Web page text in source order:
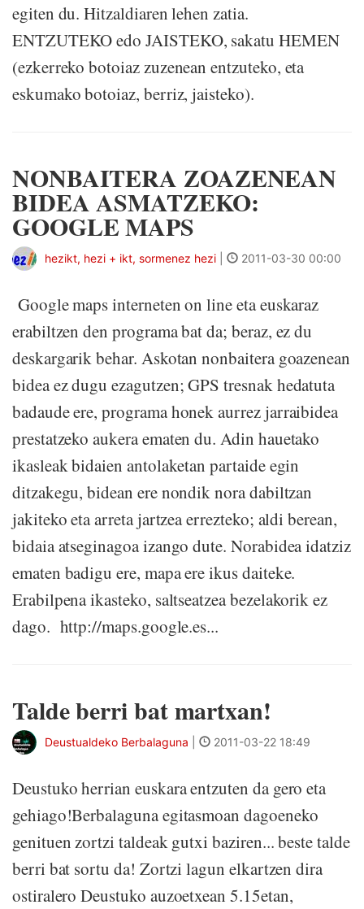
egiten du. Hitzaldiaren lehen zatia.
ENTZUTEKO edo JAISTEKO, sakatu HEMEN
(ezkerreko botoiaz zuzenean entzuteko, eta
eskumako botoiaz, berriz, jaisteko).
NONBAITERA ZOAZENEAN
BIDEA ASMATZEKO:
GOOGLE MAPS
hezikt, hezi + ikt, sormenez hezi 2011-03-30 00:00
Google maps interneten on line eta euskaraz
erabiltzen den programa bat da; beraz, ez du
deskargarik behar. Askotan nonbaitera goazenean
bidea ez dugu ezagutzen; GPS tresnak hedatuta
badaude ere, programa honek aurrez jarraibidea
prestatzeko aukera ematen du. Adin hauetako
ikasleak bidaien antolaketan partaide egin
ditzakegu, bidean ere nondik nora dabiltzan
jakiteko eta arreta jartzea errezteko; aldi berean,
bidaia atseginagoa izango dute. Norabidea idatziz
ematen badigu ere, mapa ere ikus daiteke.
Erabilpena ikasteko, saltseatzea bezelakorik ez
dago. http://maps.google.es...
Talde berri bat martxan!
Deustualdeko Berbalaguna 2011-03-22 18:49
Deustuko herrian euskara entzuten da gero eta
gehiago!Berbalaguna egitasmoan dagoeneko
genituen zortzi taldeak gutxi baziren... beste talde
berri bat sortu da! Zortzi lagun elkartzen dira
ostiralero Deustuko auzoetxean 5.15etan,